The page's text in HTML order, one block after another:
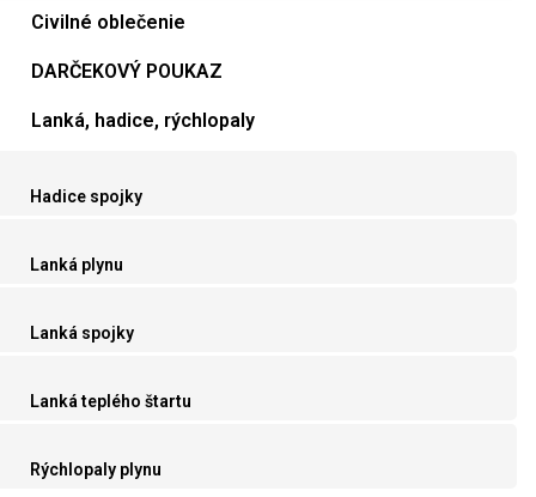
Civilné oblečenie
DARČEKOVÝ POUKAZ
Lanká, hadice, rýchlopaly
Hadice spojky
Lanká plynu
Lanká spojky
Lanká teplého štartu
Rýchlopaly plynu